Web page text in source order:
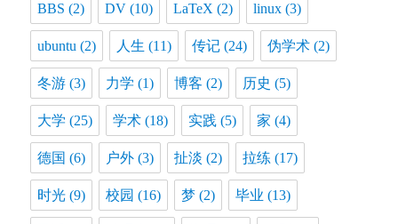
BBS (2) DV (10) LaTeX (2) linux (3)
ubuntu (2) 人生 (11) 传记 (24) 伪学术 (2)
冬游 (3) 力学 (1) 博客 (2) 历史 (5)
大学 (25) 学术 (18) 实践 (5) 家 (4)
德国 (6) 户外 (3) 扯淡 (2) 拉练 (17)
时光 (9) 校园 (16) 梦 (2) 毕业 (13)